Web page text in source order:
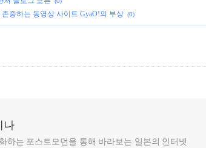
존중하는 동영상 사이트 GyaO!의 부상 (0)
나
하는 포스트모던을 통해 바라보는 일본의 인터넷